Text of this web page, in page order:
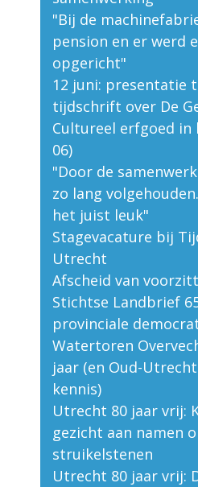
"Bij de
pension en er werd
opgericht"
12 juni: presentatie
tijdschrift over De
Cultureel erfgoed in
06)
"Door de
zo lang
het juist leuk"
Stagevacature bij
Utrecht
Afscheid van
Stichtse Landbrief
provinciale
Watertoren
jaar (en Oud-
kennis)
Utrecht 80 jaar vrij:
gezicht aan namen
struikelstenen
Utrecht 80 jaar vrij: